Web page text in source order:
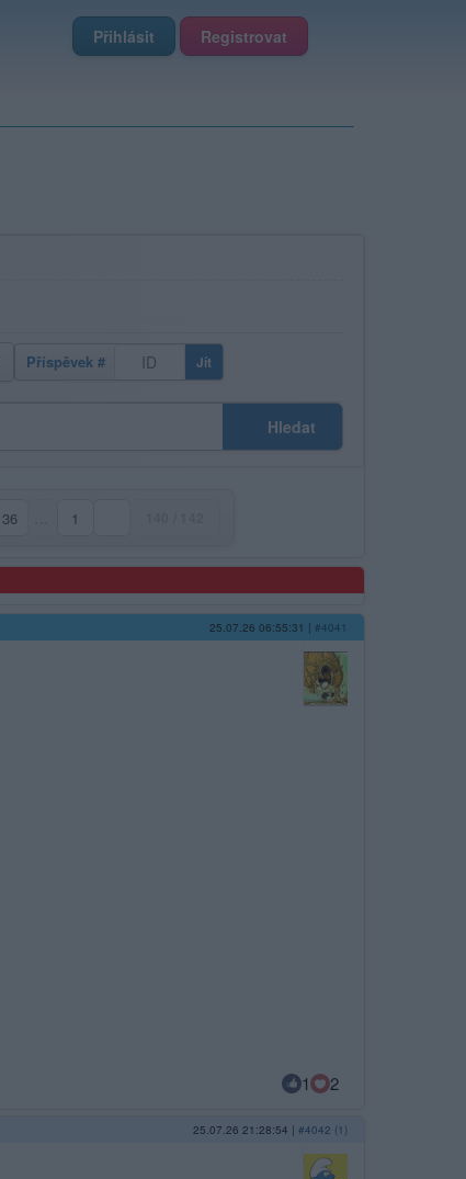
Přihlásit Registrovat
Příspěvek # Jít
Hledat
36 1
25.07.26 06:55:31 | #4041
1 2
25.07.26 21:28:54 | #4042 (1)